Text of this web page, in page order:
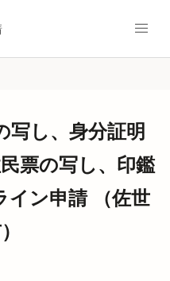
写し、身分証明
票の写し、印鑑
イン申請 （佐世